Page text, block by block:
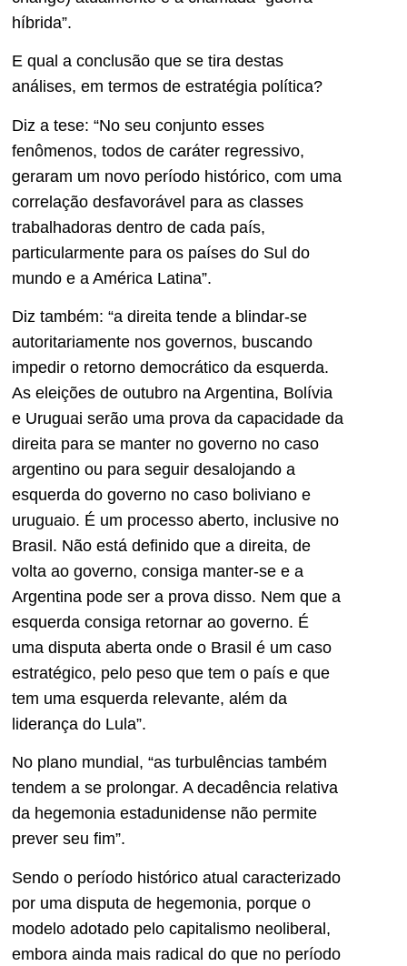
híbrida”.
E qual a conclusão que se tira destas
análises, em termos de estratégia política?
Diz a tese: “No seu conjunto esses
fenômenos, todos de caráter regressivo,
geraram um novo período histórico, com uma
correlação desfavorável para as classes
trabalhadoras dentro de cada país,
particularmente para os países do Sul do
mundo e a América Latina”.
Diz também: “a direita tende a blindar-se
autoritariamente nos governos, buscando
impedir o retorno democrático da esquerda.
As eleições de outubro na Argentina, Bolívia
e Uruguai serão uma prova da capacidade da
direita para se manter no governo no caso
argentino ou para seguir desalojando a
esquerda do governo no caso boliviano e
uruguaio. É um processo aberto, inclusive no
Brasil. Não está definido que a direita, de
volta ao governo, consiga manter-se e a
Argentina pode ser a prova disso. Nem que a
esquerda consiga retornar ao governo. É
uma disputa aberta onde o Brasil é um caso
estratégico, pelo peso que tem o país e que
tem uma esquerda relevante, além da
liderança do Lula”.
No plano mundial, “as turbulências também
tendem a se prolongar. A decadência relativa
da hegemonia estadunidense não permite
prever seu fim”.
Sendo o período histórico atual caracterizado
por uma disputa de hegemonia, porque o
modelo adotado pelo capitalismo neoliberal,
embora ainda mais radical do que no período